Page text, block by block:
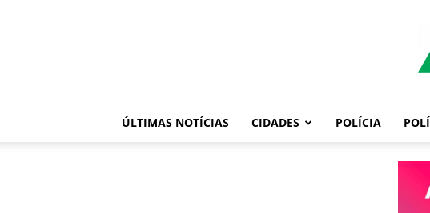
ÚLTIMAS NOTÍCIAS CIDADES POLÍCIA